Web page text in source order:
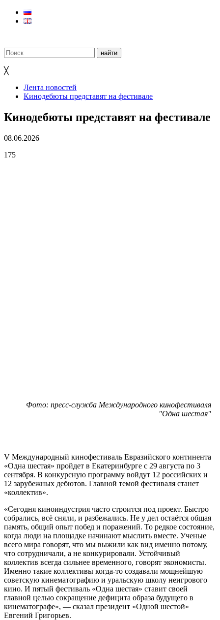
╳
Лента новостей
Кинодебюты представят на фестивале
Кинодебюты представят на фестивале
08.06.2026
175
Фото: пресс-служба Международного кинофестиваля
"Одна шестая"
V Международный кинофестиваль Евразийского континента
«Одна шестая» пройдет в Екатеринбурге с 29 августа по 3
сентября. В конкурсную программу войдут 12 российских и
12 зарубежных дебютов. Главной темой фестиваля станет
«коллектив».
«Сегодня киноиндустрия часто строится под проект. Быстро
собрались, всё сняли, и разбежались. Не у дел остаётся общая
память, общий опыт побед и поражений. То редкое состояние,
когда люди на площадке начинают мыслить вместе. Ученые
всего мира говорят, что мы выжили как вид именно потому,
что сотрудничали, а не конкурировали. Устойчивый
коллектив всегда сильнее временного, говорят экономисты.
Именно такие коллективы когда-то создавали мощнейшую
советскую кинематографию и уральскую школу неигрового
кино. И пятый фестиваль «Одна шестая» ставит своей
главной целью сокращение дефицита образа будущего в
кинематографе», — сказал президент «Одной шестой»
Евгений Григорьев.